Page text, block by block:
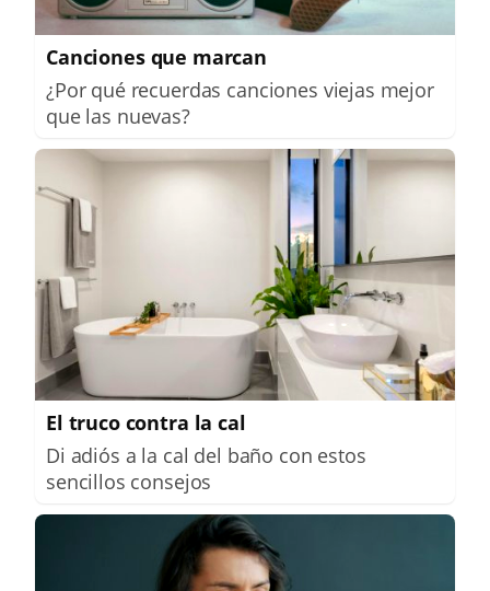
Canciones que marcan
¿Por qué recuerdas canciones viejas mejor
que las nuevas?
El truco contra la cal
Di adiós a la cal del baño con estos
sencillos consejos